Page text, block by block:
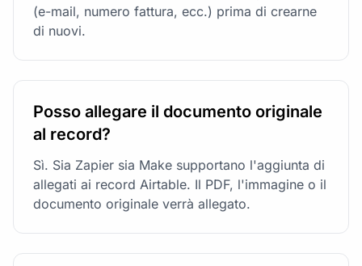
(e-mail, numero fattura, ecc.) prima di crearne
di nuovi.
Posso allegare il documento originale
al record?
Sì. Sia Zapier sia Make supportano l'aggiunta di
allegati ai record Airtable. Il PDF, l'immagine o il
documento originale verrà allegato.